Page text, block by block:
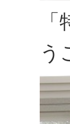
う